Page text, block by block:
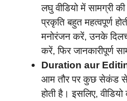
लघु वीडियो में सामग्री
प्रकृति बहुत महत्वपूर्ण
मनोरंजन करें, उनके
करें, फिर जानकारीपूर्ण
Duration aur
आम तौर पर कुछ सेकंड
होती है। इसलिए,